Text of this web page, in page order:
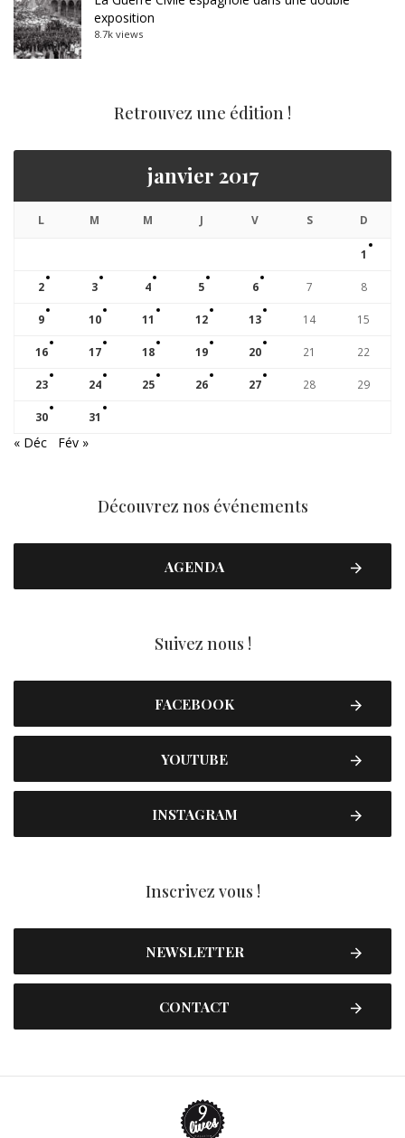
exposition
8.7k views
Retrouvez une édition !
janvier 2017
L M M J V S D
1
2 3 4 5 6 7 8
9 10 11 12 13 14 15
16 17 18 19 20 21 22
23 24 25 26 27 28 29
30 31
« Déc Fév »
Découvrez nos événements
AGENDA
Suivez nous !
FACEBOOK
YOUTUBE
INSTAGRAM
Inscrivez vous !
NEWSLETTER
CONTACT